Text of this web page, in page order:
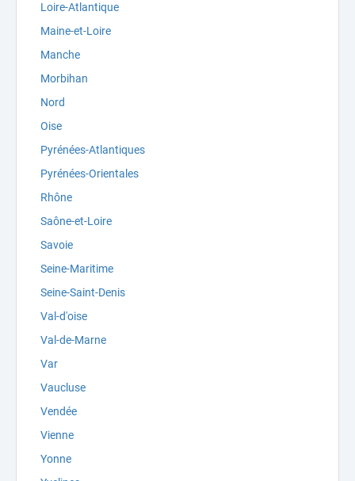
Loire-Atlantique
Maine-et-Loire
Manche
Morbihan
Nord
Oise
Pyrénées-Atlantiques
Pyrénées-Orientales
Rhône
Saône-et-Loire
Savoie
Seine-Maritime
Seine-Saint-Denis
Val-d'oise
Val-de-Marne
Var
Vaucluse
Vendée
Vienne
Yonne